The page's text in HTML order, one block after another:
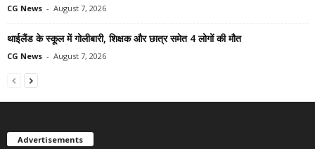
CG News - August 7, 2026
थाईलैंड के स्कूल में गोलीबारी, शिक्षक और छात्र समेत 4 लोगों की मौत
CG News - August 7, 2026
Advertisements